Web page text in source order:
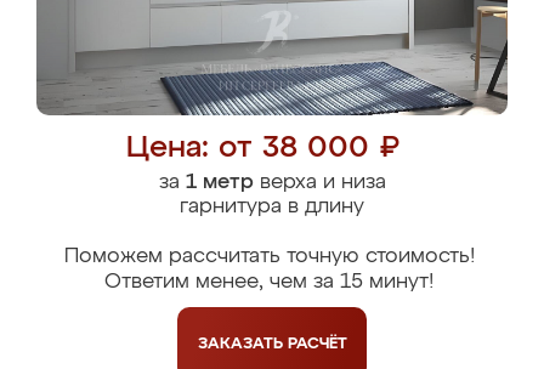
Цена: от 38 000 ₽
за 1 метрверха и низа
гарнитура в длину
Поможем рассчитать точную стоимость!
Ответим менее, чем за 15 минут!
ЗАКАЗАТЬ РАСЧЁТ